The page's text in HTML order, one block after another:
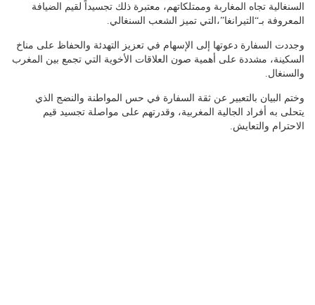
السنغالية تجاه المغاربة وممتلكاتهم، معتبرة ذلك تجسيداً لقيم الضيافة
المعروفة بـ“التيرانغا”،التي تميز الشعب السنغالي.
وجددت السفارة دعوتها إلى الإسهام في تعزيز التهدئة والحفاظ على مناخ
السكينة، مشددة على أهمية صون العلاقات الأخوية التي تجمع بين المغرب
والسنغال.
وختم البيان بالتعبير عن ثقة السفارة في حس المواطنة والنضج الذي
يتحلى به أفراد الجالية المغربية، وقدرتهم على مواصلة تجسيد قيم
الاحترام والتعايش.